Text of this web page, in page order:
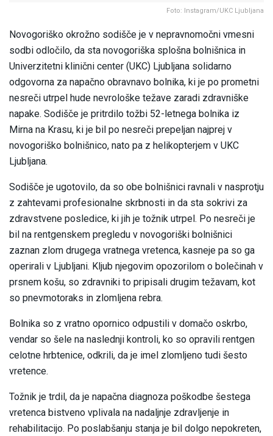
Foto: Instagram/UKC Ljubljana
Novogoriško okrožno sodišče je v nepravnomočni vmesni
sodbi odločilo, da sta novogoriška splošna bolnišnica in
Univerzitetni klinični center (UKC) Ljubljana solidarno
odgovorna za napačno obravnavo bolnika, ki je po prometni
nesreči utrpel hude nevrološke težave zaradi zdravniške
napake. Sodišče je pritrdilo tožbi 52-letnega bolnika iz
Mirna na Krasu, ki je bil po nesreči prepeljan najprej v
novogoriško bolnišnico, nato pa z helikopterjem v UKC
Ljubljana.
Sodišče je ugotovilo, da so obe bolnišnici ravnali v nasprotju
z zahtevami profesionalne skrbnosti in da sta sokrivi za
zdravstvene posledice, ki jih je tožnik utrpel. Po nesreči je
bil na rentgenskem pregledu v novogoriški bolnišnici
zaznan zlom drugega vratnega vretenca, kasneje pa so ga
operirali v Ljubljani. Kljub njegovim opozorilom o bolečinah v
prsnem košu, so zdravniki to pripisali drugim težavam, kot
so pnevmotoraks in zlomljena rebra.
Bolnika so z vratno opornico odpustili v domačo oskrbo,
vendar so šele na naslednji kontroli, ko so opravili rentgen
celotne hrbtenice, odkrili, da je imel zlomljeno tudi šesto
vretence.
Tožnik je trdil, da je napačna diagnoza poškodbe šestega
vretenca bistveno vplivala na nadaljnje zdravljenje in
rehabilitacijo. Po poslabšanju stanja je bil dolgo nepokreten,